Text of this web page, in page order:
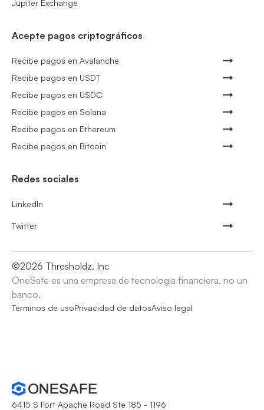
Jupiter Exchange
Acepte pagos criptográficos
Recibe pagos en Avalanche
Recibe pagos en USDT
Recibe pagos en USDC
Recibe pagos en Solana
Recibe pagos en Ethereum
Recibe pagos en Bitcoin
Redes sociales
LinkedIn
Twitter
©2026 Thresholdz, Inc
OneSafe es una empresa de tecnología financiera, no un
banco.
Términos de usoPrivacidad de datosAviso legal
6415 S Fort Apache Road Ste 185 - 1196